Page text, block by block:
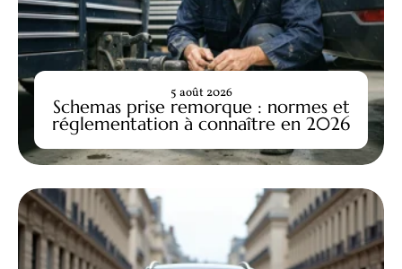
Schemas prise remorque : normes et
réglementation à connaître en 2026
5 août 2026